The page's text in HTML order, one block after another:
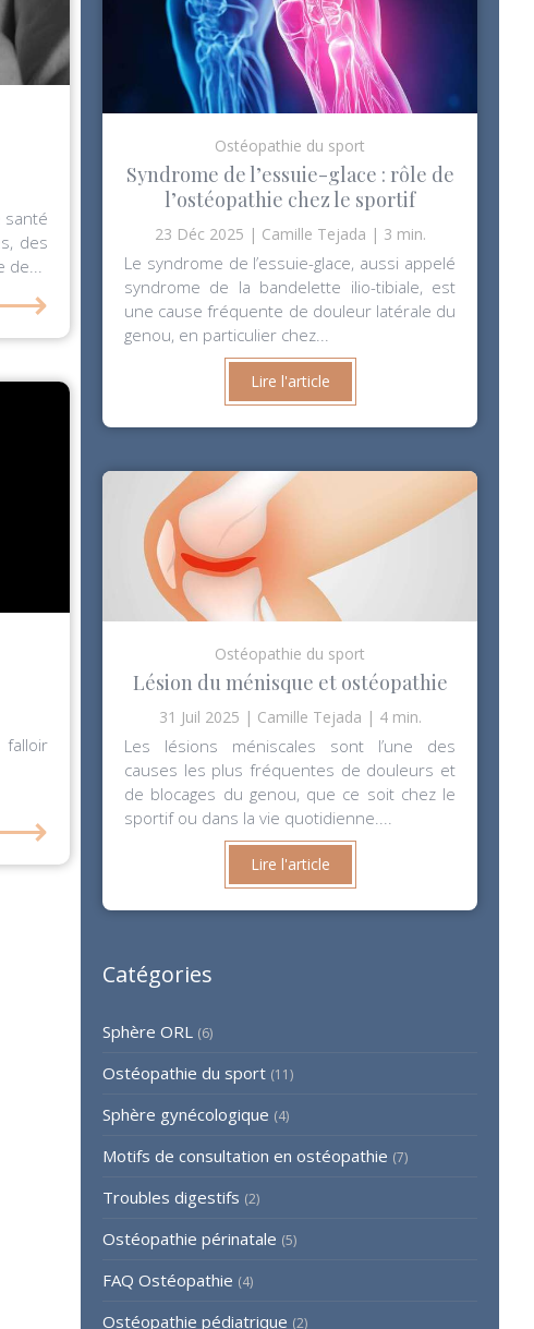
santé
des
de...
Ostéopathie du sport
Syndrome de l’essuie-glace : rôle de
l’ostéopathie chez le sportif
23 Déc 2025 Camille Tejada 3 min.
Le syndrome de l’essuie-glace, aussi appelé
syndrome de la bandelette ilio-tibiale, est
une cause fréquente de douleur latérale du
genou, en particulier chez...
Lire l'article
Ostéopathie du sport
Lésion du ménisque et ostéopathie
31 Juil 2025 Camille Tejada 4 min.
Les lésions méniscales sont l’une des
causes les plus fréquentes de douleurs et
de blocages du genou, que ce soit chez le
sportif ou dans la vie quotidienne....
Lire l'article
Catégories
Sphère ORL (6)
Ostéopathie du sport (11)
Sphère gynécologique (4)
Motifs de consultation en ostéopathie (7)
Troubles digestifs (2)
Ostéopathie périnatale (5)
FAQ Ostéopathie (4)
Ostéopathie pédiatrique (2)